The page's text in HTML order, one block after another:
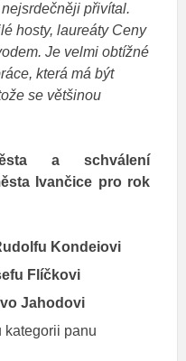
přivítal.
hosty, laureáty Ceny
Je velmi obtížné
která má být
se většinou
a schválení
Ivančice pro rok
Kondeiovi
Flíčkovi
Ivo Jahodovi
kategorii panu